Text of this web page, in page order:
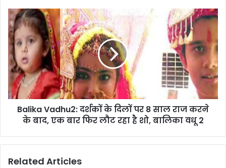
Balika Vadhu2: दर्शकों के दिलों पर 8 साल राज करने
के बाद, एक बार फिर लौट रहा है शो, बालिका वधू 2
Related Articles